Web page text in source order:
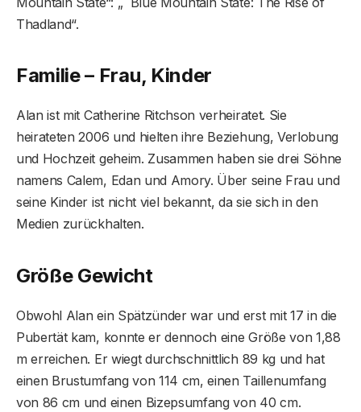
Thadland“.
Familie – Frau, Kinder
Alan ist mit Catherine Ritchson verheiratet. Sie
heirateten 2006 und hielten ihre Beziehung, Verlobung
und Hochzeit geheim. Zusammen haben sie drei Söhne
namens Calem, Edan und Amory. Über seine Frau und
seine Kinder ist nicht viel bekannt, da sie sich in den
Medien zurückhalten.
Größe Gewicht
Obwohl Alan ein Spätzünder war und erst mit 17 in die
Pubertät kam, konnte er dennoch eine Größe von 1,88
m erreichen. Er wiegt durchschnittlich 89 kg und hat
einen Brustumfang von 114 cm, einen Taillenumfang
von 86 cm und einen Bizepsumfang von 40 cm.